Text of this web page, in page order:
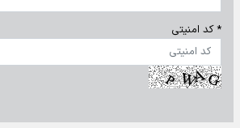
* کد امنیتی